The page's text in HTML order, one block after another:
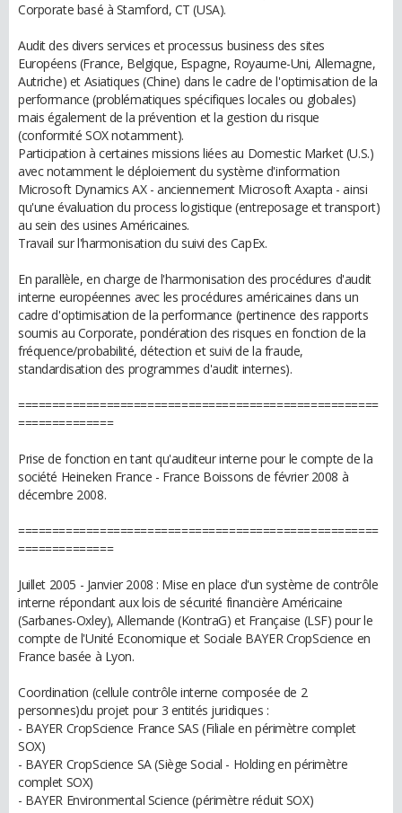
Corporate basé à Stamford, CT (USA).
Audit des divers services et processus business des sites
Européens (France, Belgique, Espagne, Royaume-Uni, Allemagne,
Autriche) et Asiatiques (Chine) dans le cadre de l'optimisation de la
performance (problématiques spécifiques locales ou globales)
mais également de la prévention et la gestion du risque
(conformité SOX notamment).
Participation à certaines missions liées au Domestic Market (U.S.)
avec notamment le déploiement du système d'information
Microsoft Dynamics AX - anciennement Microsoft Axapta - ainsi
qu'une évaluation du process logistique (entreposage et transport)
au sein des usines Américaines.
Travail sur l'harmonisation du suivi des CapEx.
En parallèle, en charge de l'harmonisation des procédures d'audit
interne européennes avec les procédures américaines dans un
cadre d'optimisation de la performance (pertinence des rapports
soumis au Corporate, pondération des risques en fonction de la
fréquence/probabilité, détection et suivi de la fraude,
standardisation des programmes d'audit internes).
=====================================================
==============
Prise de fonction en tant qu'auditeur interne pour le compte de la
société Heineken France - France Boissons de février 2008 à
décembre 2008.
=====================================================
==============
Juillet 2005 - Janvier 2008 : Mise en place d'un système de contrôle
interne répondant aux lois de sécurité financière Américaine
(Sarbanes-Oxley), Allemande (KontraG) et Française (LSF) pour le
compte de l'Unité Economique et Sociale BAYER CropScience en
France basée à Lyon.
Coordination (cellule contrôle interne composée de 2
personnes)du projet pour 3 entités juridiques :
- BAYER CropScience France SAS (Filiale en périmètre complet
SOX)
- BAYER CropScience SA (Siège Social - Holding en périmètre
complet SOX)
- BAYER Environmental Science (périmètre réduit SOX)